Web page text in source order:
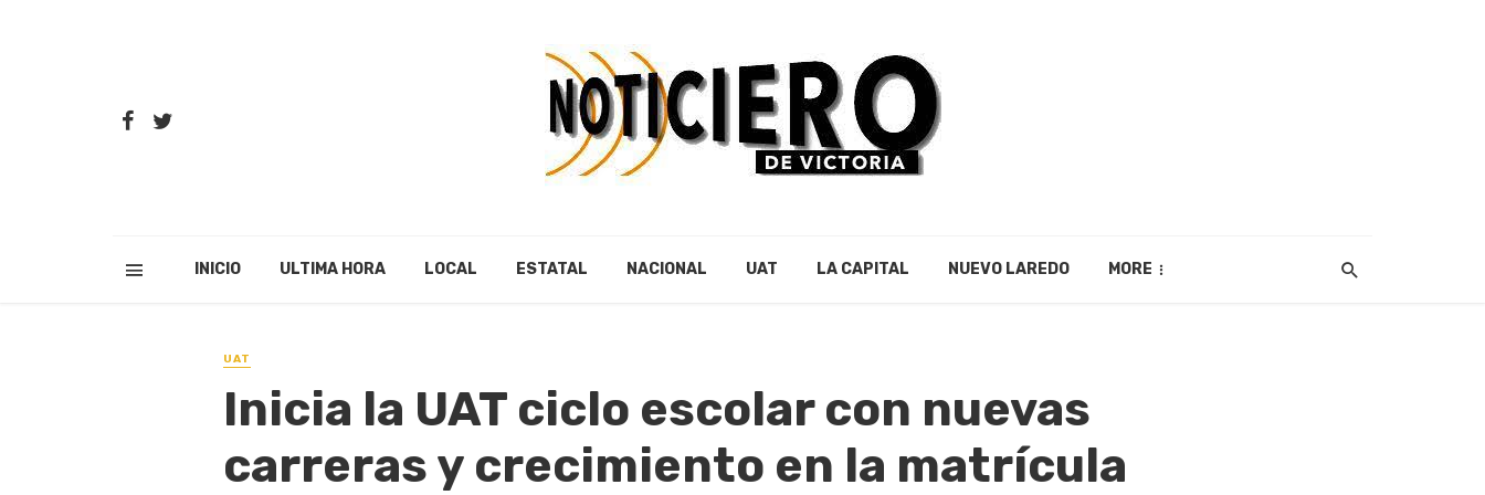
INICIO ULTIMA HORA LOCAL ESTATAL NACIONAL UAT LA CAPITAL NUEVO LAREDO MORE
UAT
Inicia la UAT ciclo escolar con nuevas
carreras y crecimiento en la matrícula